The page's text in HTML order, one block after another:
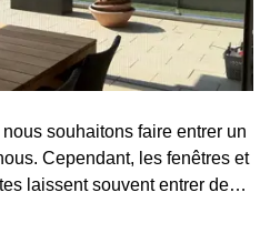
souhaitons faire entrer un
Cependant, les fenêtres et
laissent souvent entrer des